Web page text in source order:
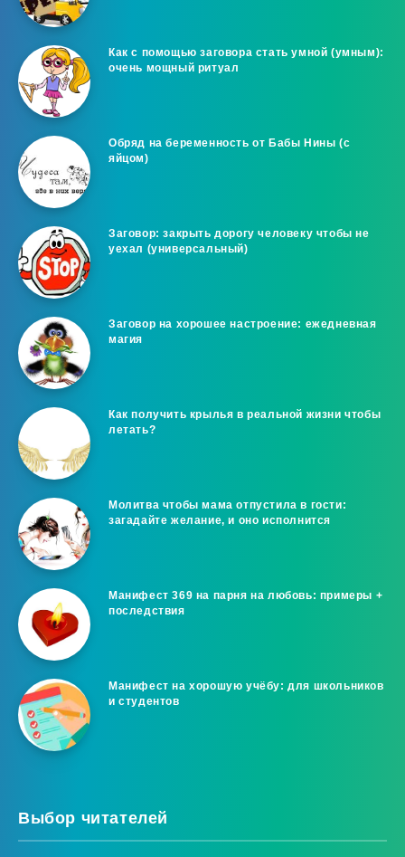
Как с помощью заговора стать умной (умным):
очень мощный ритуал
Обряд на беременность от Бабы Нины (с
яйцом)
Заговор: закрыть дорогу человеку чтобы не
уехал (универсальный)
Заговор на хорошее настроение: ежедневная
магия
Как получить крылья в реальной жизни чтобы
летать?
Молитва чтобы мама отпустила в гости:
загадайте желание, и оно исполнится
Манифест 369 на парня на любовь: примеры +
последствия
Манифест на хорошую учёбу: для школьников
и студентов
Выбор читателей